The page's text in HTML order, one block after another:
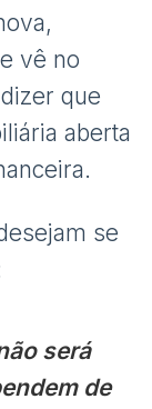
vê no
que
aberta
se
será
de